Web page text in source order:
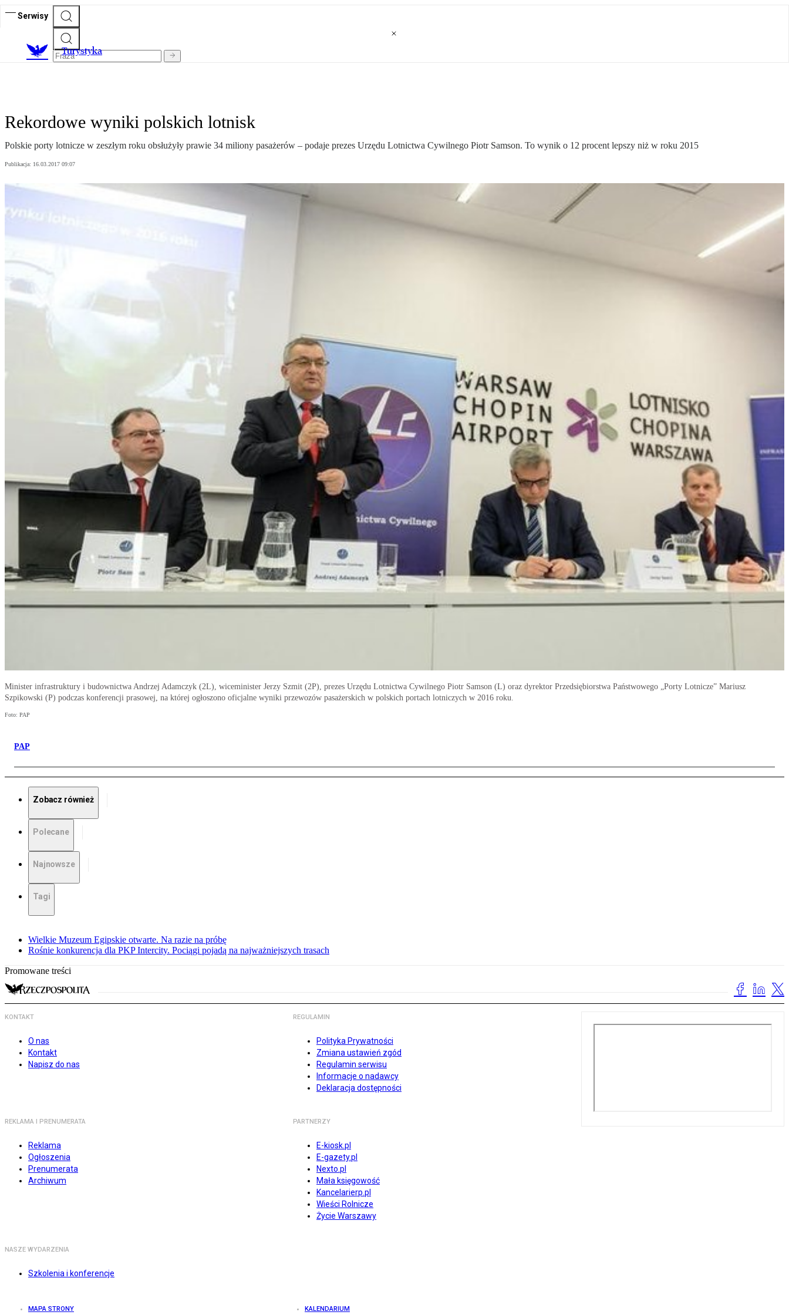
Serwisy
Turystyka
Rekordowe wyniki polskich lotnisk
Polskie porty lotnicze w zeszłym roku obsłużyły prawie 34 miliony pasażerów – podaje prezes Urzędu Lotnictwa Cywilnego Piotr Samson. To wynik o 12 procent lepszy niż w roku 2015
Publikacja: 16.03.2017 09:07
Minister infrastruktury i budownictwa Andrzej Adamczyk (2L), wiceminister Jerzy Szmit (2P), prezes Urzędu Lotnictwa Cywilnego Piotr Samson (L) oraz dyrektor Przedsiębiorstwa Państwowego „Porty Lotnicze” Mariusz
Szpikowski (P) podczas konferencji prasowej, na której ogłoszono oficjalne wyniki przewozów pasażerskich w polskich portach lotniczych w 2016 roku.
Foto: PAP
PAP
Zobacz również
Polecane
Najnowsze
Tagi
Wielkie Muzeum Egipskie otwarte. Na razie na próbę
Rośnie konkurencja dla PKP Intercity. Pociągi pojadą na najważniejszych trasach
Promowane treści
KONTAKT
O nas
Kontakt
Napisz do nas
REGULAMIN
Polityka Prywatności
Zmiana ustawień zgód
Regulamin serwisu
Informacje o nadawcy
Deklaracja dostępności
REKLAMA I PRENUMERATA
Reklama
Ogłoszenia
Prenumerata
Archiwum
PARTNERZY
E-kiosk.pl
E-gazety.pl
Nexto.pl
Mała księgowość
Kancelarierp.pl
Wieści Rolnicze
Życie Warszawy
NASZE WYDARZENIA
Szkolenia i konferencje
MAPA STRONY KALENDARIUM